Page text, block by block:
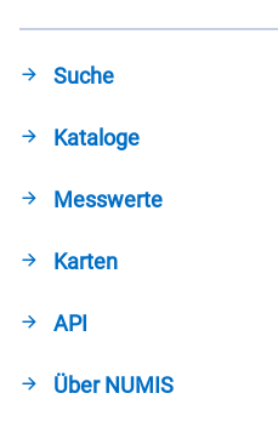
Suche
Kataloge
Messwerte
Karten
API
Über NUMIS